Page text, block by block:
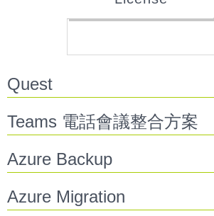
Quest
Teams 電話會議整合方案
Azure Backup
Azure Migration